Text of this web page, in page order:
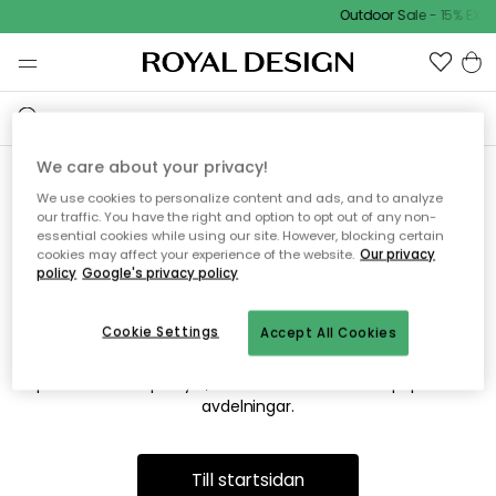
Outdoor Sale - 15%
Vi hittar tyvärr inte sidan du
söker
Detta kan bero på att sidan inte längre finns eller att den har
flyttats. Vi ber om ursäkt för besväret. I menyn ovan kan du
prova att söka på nytt, eller besöka en av våra populära
avdelningar.
Till startsidan
We care about your privacy!
We use cookies to personalize content and ads, and to analyze
our traffic. You have the right and option to opt out of any non-
essential cookies while using our site. However, blocking certain
cookies may affect your experience of the website. Our privacy
policy Google's privacy policy
Accept All Cookies
Cookie Settings